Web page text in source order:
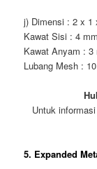
j) Dimensi : 2 x 1
Kawat Sisi : 4 mm
Kawat Anyam : 3
Lubang Mesh :
Untuk
5. Expanded